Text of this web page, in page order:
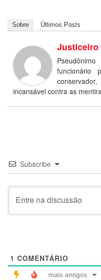
Sobre Últimos Posts
funcionário
incansável contra as
Subscribe
1 COMENTÁRIO
mais antigos